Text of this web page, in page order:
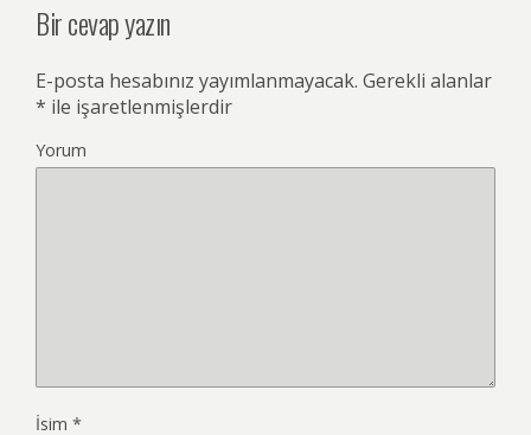
Bir cevap yazın
E-posta hesabınız yayımlanmayacak. Gerekli alanlar
* ile işaretlenmişlerdir
Yorum
İsim *